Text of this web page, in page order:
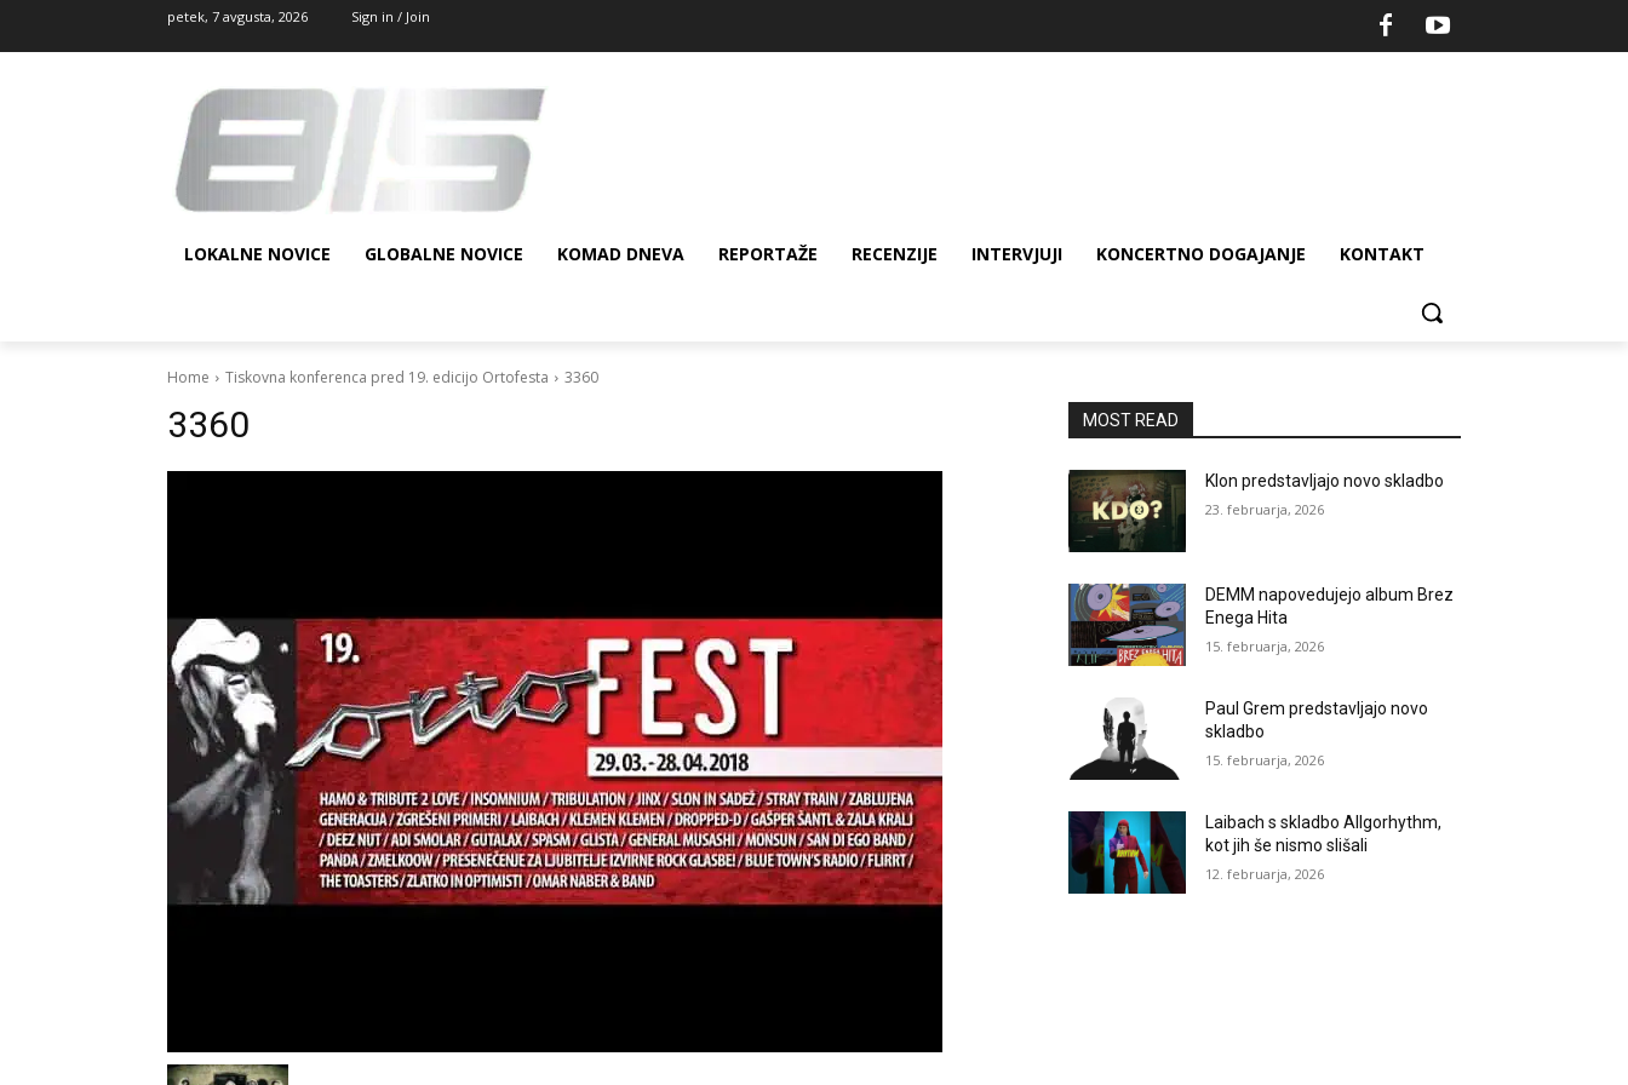
petek, 7 avgusta, 2026 Sign in / Join
LOKALNE NOVICE GLOBALNE NOVICE KOMAD DNEVA REPORTAŽE RECENZIJE INTERVJUJI KONCERTNO DOGAJANJE KONTAKT
Home Tiskovna konferenca pred 19. edicijo Ortofesta 3360
3360 MOST READ
Klon predstavljajo novo skladbo
23. februarja, 2026
DEMM napovedujejo album Brez
Enega Hita
15. februarja, 2026
Paul Grem predstavljajo novo
skladbo
15. februarja, 2026
Laibach s skladbo Allgorhythm,
kot jih še nismo slišali
12. februarja, 2026